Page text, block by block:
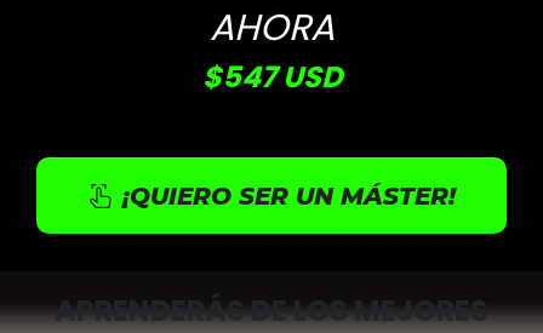
AHORA
$547 USD
¡QUIERO SER UN MÁSTER!
APRENDERÁS DE LOS MEJORES